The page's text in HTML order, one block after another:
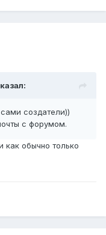
создатели))
с форумом.
как обычно только